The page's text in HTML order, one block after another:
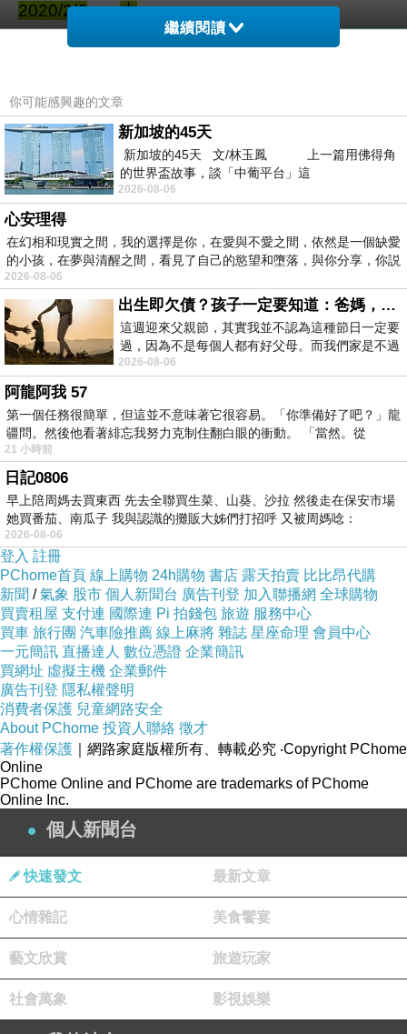
2020/2/6 木
台灣．桃園機場
公車：
機捷：
桃園機場
09:00 第一航站一樓報到2號櫃檯 （
時間：0810 - 1220）
機票：
11:15 CX564 桃園起飛
餐食：
（早餐）桃園機場一航環亞貴賓室
（午餐）機上
（晚餐）關空
住宿：
コンフォートホテル仙台東口
2020/2/7 金
Day 2
[北海道]函館朝市～金森紅磚倉庫～
山纜車～日本三大夜景-函館山
日本三大朝
市-函館朝市
來到函館怎麼能錯過品嚐美味海鮮
會！？步出函館車站即刻就可以抵達
朝市，這裡是一個從早上就開始能夠
海鮮的市場，許多人也會在早晨享用
海鮮丼。
金森紅磚倉
庫群
前身是倉庫的金森紅磚倉庫群，現今
購物商場的複合型設施，位於JR函
邊，並靠近函館港。館內販售時尚服
生活雜貨，到北海道伴手禮，應有盡
在咖啡廳內也可以品嚐到用新鮮牛奶
景-函館山
函館最有名的就是擁有「百萬夜景」
的函館山。為了要看夜景，要到函館
頂。由於特別的峽角地形聚集了街區
景，與黑漆漆的海洋形成完美360
餐食：
コンフォートホテル仙台東
（午餐）函館朝市
繼續閱讀
你可能感興趣的文章
新加坡的45天
新加坡的45天 文/林玉鳳 上一篇用佛得角
的世界盃故事，談「中葡平台」這
2026-08-06
心安理得
在幻相和現實之間，我的選擇是你，在愛與不愛之間，依然是一個缺愛
的小孩，在夢與清醒之間，看見了自己的慾望和墮落，與你分享，你説
2026-08-06
出生即欠債？孩子一定要知道：爸媽，其實我不欠你們
這週迎來父親節，其實我並不認為這種節日一定要
過，因為不是每個人都有好父母。而我們家是不過
節的，平時也沒什麼儀式感，生活趨近冷
2026-08-06
阿龍阿我 57
第一個任務很簡單，但這並不意味著它很容易。「你準備好了吧？」龍
疆問。然後他看著緋忘我努力克制住翻白眼的衝動。 「當然。從
21 小時前
日記0806
早上陪周媽去買東西 先去全聯買生菜、山葵、沙拉 然後走在保安市場
她買番茄、南瓜子 我與認識的攤販大姊們打招呼 又被周媽唸：
2026-08-06
登入 註冊
PChome首頁 線上購物 24h購物 書店 露天拍賣 比比昂代購
新聞 /氣象 股市 個人新聞台 廣告刊登 加入聯播網 全球購物
買賣租屋 支付連 國際連 Pi 拍錢包 旅遊 服務中心
買車 旅行團 汽車險推薦 線上麻將 雜誌 星座命理 會員中心
一元簡訊 直播達人 數位憑證 企業簡訊
買網址 虛擬主機 企業郵件
廣告刊登 隱私權聲明
消費者保護 兒童網路安全
About PChome 投資人聯絡 徵才
著作權保護 ｜網路家庭版權所有、轉載必究 ‧Copyright PChome
Online
PChome Online and PChome are trademarks of PChome
Online Inc.
個人新聞台
快速發文 最新文章
心情雜記 美食饗宴
藝文欣賞 旅遊玩家
社會萬象 影視娛樂